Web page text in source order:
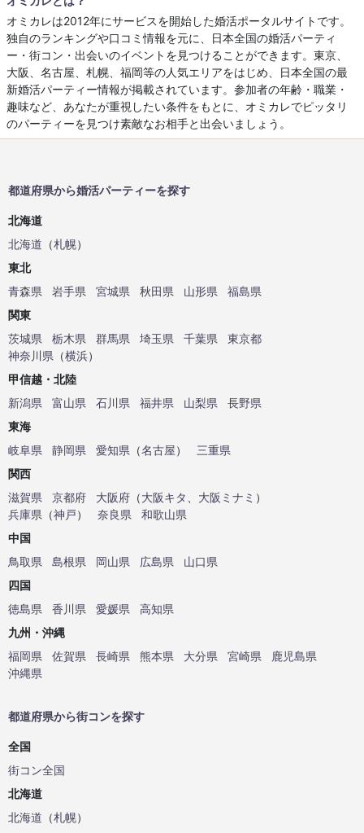
オミカレは2012年にサービスを開始した婚活ポータルサイトです。
独自のランキングや口コミ情報を元に、日本全国の婚活パーティ
ー・街コン・出会いのイベントを見つけることができます。東京、
大阪、名古屋、札幌、福岡等の人気エリアをはじめ、日本全国の最
新婚活パーティー情報が掲載されています。参加者の年齢・職業・
趣味など、あなたが重視したい条件をもとに、オミカレでピッタリ
のパーティーを見つけ素敵なお相手と出会いましょう。
都道府県から婚活パーティーを探す
北海道
北海道 （札幌）
東北
青森県
岩手県 宮城県 秋田県 山形県
福島県
関東
茨城県
栃木県 群馬県 埼玉県 千葉県
東京都
神奈川県 （横浜）
甲信越・北陸
新潟県
富山県 石川県 福井県 山梨県
長野県
東海
岐阜県
静岡県 愛知県 （名古屋）
三重県
関西
滋賀県
京都府 大阪府 （大阪キタ 大阪ミナミ ）
兵庫県 （神戸） 奈良県
和歌山県
中国
鳥取県
島根県 岡山県 広島県
山口県
四国
徳島県
香川県 愛媛県
高知県
九州・沖縄
福岡県
佐賀県 長崎県 熊本県 大分県 宮崎県
鹿児島県
沖縄県
都道府県から街コンを探す
全国
街コン全国
北海道
北海道 （札幌）